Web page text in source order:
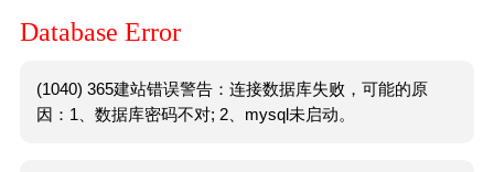
Database Error
(1040) 365建站错误警告：连接数据库失败，可能的原
因：1、数据库密码不对; 2、mysql未启动。